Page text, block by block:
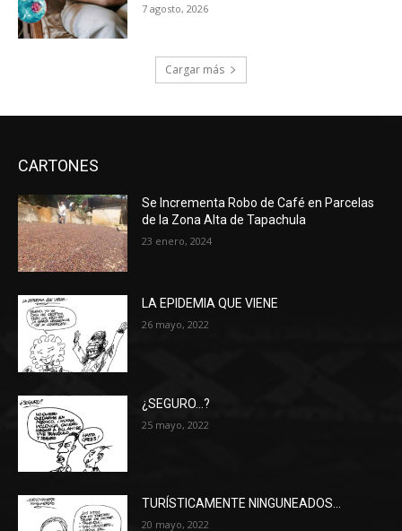
7 agosto, 2026
Cargar más
CARTONES
Se Incrementa Robo de Café en Parcelas
de la Zona Alta de Tapachula
23 enero, 2024
LA EPIDEMIA QUE VIENE
26 mayo, 2022
¿SEGURO…?
25 mayo, 2022
TURÍSTICAMENTE NINGUNEADOS…
20 mayo, 2022